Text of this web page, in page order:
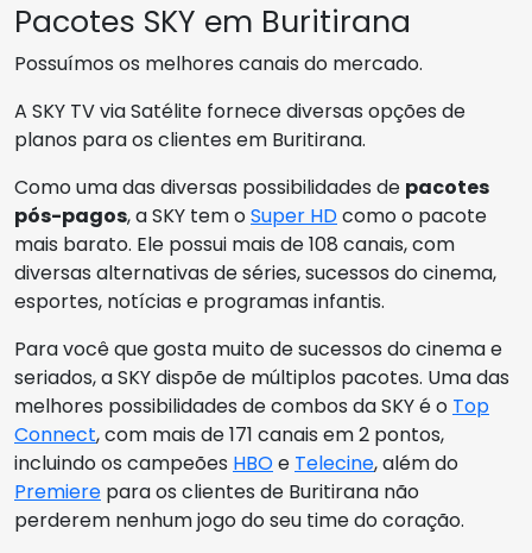
Pacotes SKY em Buritirana
Possuímos os melhores canais do mercado.
A SKY TV via Satélite fornece diversas opções de
planos para os clientes em Buritirana.
Como uma das diversas possibilidades de pacotes
pós-pagos, a SKY tem oSuper HDcomo o pacote
mais barato. Ele possui mais de 108 canais, com
diversas alternativas de séries, sucessos do cinema,
esportes, notícias e programas infantis.
Para você que gosta muito de sucessos do cinema e
seriados, a SKY dispõe de múltiplos pacotes. Uma das
melhores possibilidades de combos da SKY é o Top
Connect, com mais de 171 canais em 2 pontos,
incluindo os campeões HBOe Telecine, além do
Premiere para os clientes de Buritirana não
perderem nenhum jogo do seu time do coração.